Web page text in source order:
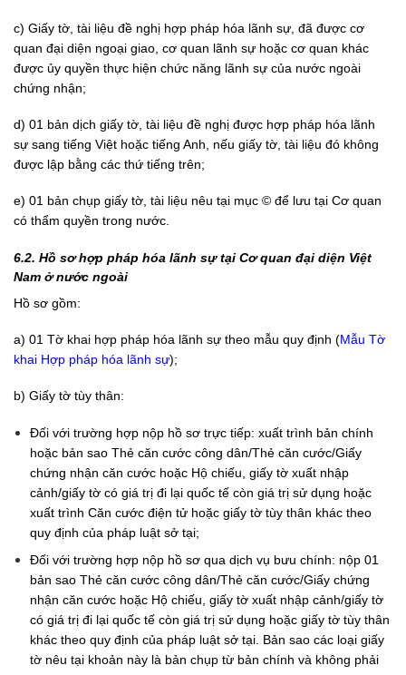
c) Giấy tờ, tài liệu đề nghị hợp pháp hóa lãnh sự, đã được cơ
quan đại diện ngoại giao, cơ quan lãnh sự hoặc cơ quan khác
được ủy quyền thực hiện chức năng lãnh sự của nước ngoài
chứng nhận;
d) 01 bản dịch giấy tờ, tài liệu đề nghị được hợp pháp hóa lãnh
sự sang tiếng Việt hoặc tiếng Anh, nếu giấy tờ, tài liệu đó không
được lập bằng các thứ tiếng trên;
e) 01 bản chụp giấy tờ, tài liệu nêu tại mục © để lưu tại Cơ quan
có thẩm quyền trong nước.
6.2. Hồ sơ hợp pháp hóa lãnh sự tại Cơ quan đại diện Việt
Nam ở nước ngoài
Hồ sơ gồm:
a) 01 Tờ khai hợp pháp hóa lãnh sự theo mẫu quy định (Mẫu Tờ
khai Hợp pháp hóa lãnh sự);
b) Giấy tờ tùy thân:
Đối với trường hợp nộp hồ sơ trực tiếp: xuất trình bản chính
hoặc bản sao Thẻ căn cước công dân/Thẻ căn cước/Giấy
chứng nhận căn cước hoặc Hộ chiếu, giấy tờ xuất nhập
cảnh/giấy tờ có giá trị đi lại quốc tế còn giá trị sử dụng hoặc
xuất trình Căn cước điện tử hoặc giấy tờ tùy thân khác theo
quy định của pháp luật sở tại;
Đối với trường hợp nộp hồ sơ qua dịch vụ bưu chính: nộp 01
bản sao Thẻ căn cước công dân/Thẻ căn cước/Giấy chứng
nhận căn cước hoặc Hộ chiếu, giấy tờ xuất nhập cảnh/giấy tờ
có giá trị đi lại quốc tế còn giá trị sử dụng hoặc giấy tờ tùy thân
khác theo quy định của pháp luật sở tại. Bản sao các loại giấy
tờ nêu tại khoản này là bản chụp từ bản chính và không phải